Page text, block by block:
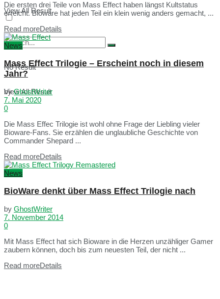
View All Result
No Result
View All Result
Die ersten drei Teile von Mass Effect haben längst Kultstatus
erreicht. Bioware hat jeden Teil ein klein wenig anders gemacht, ...
Read moreDetails
News
Mass Effect Trilogie – Erscheint noch in diesem
Jahr?
by GhostWriter
7. Mai 2020
0
Die Mass Effec Trilogie ist wohl ohne Frage der Liebling vieler
Bioware-Fans. Sie erzählen die unglaubliche Geschichte von
Commander Shepard ...
Read moreDetails
News
BioWare denkt über Mass Effect Trilogie nach
by GhostWriter
7. November 2014
0
Mit Mass Effect hat sich Bioware in die Herzen unzähliger Gamer
zaubern können, doch bis zum neuesten Teil, der nicht ...
Read moreDetails